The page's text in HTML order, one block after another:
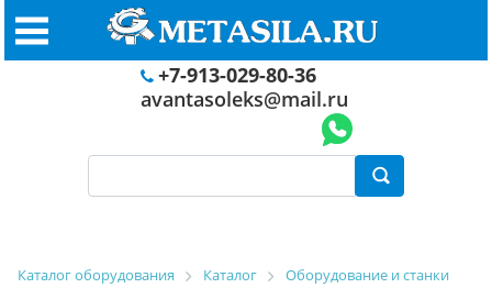
+7-913-029-80-36
avantasoleks@mail.ru
Каталог оборудования Каталог
Оборудование и станки